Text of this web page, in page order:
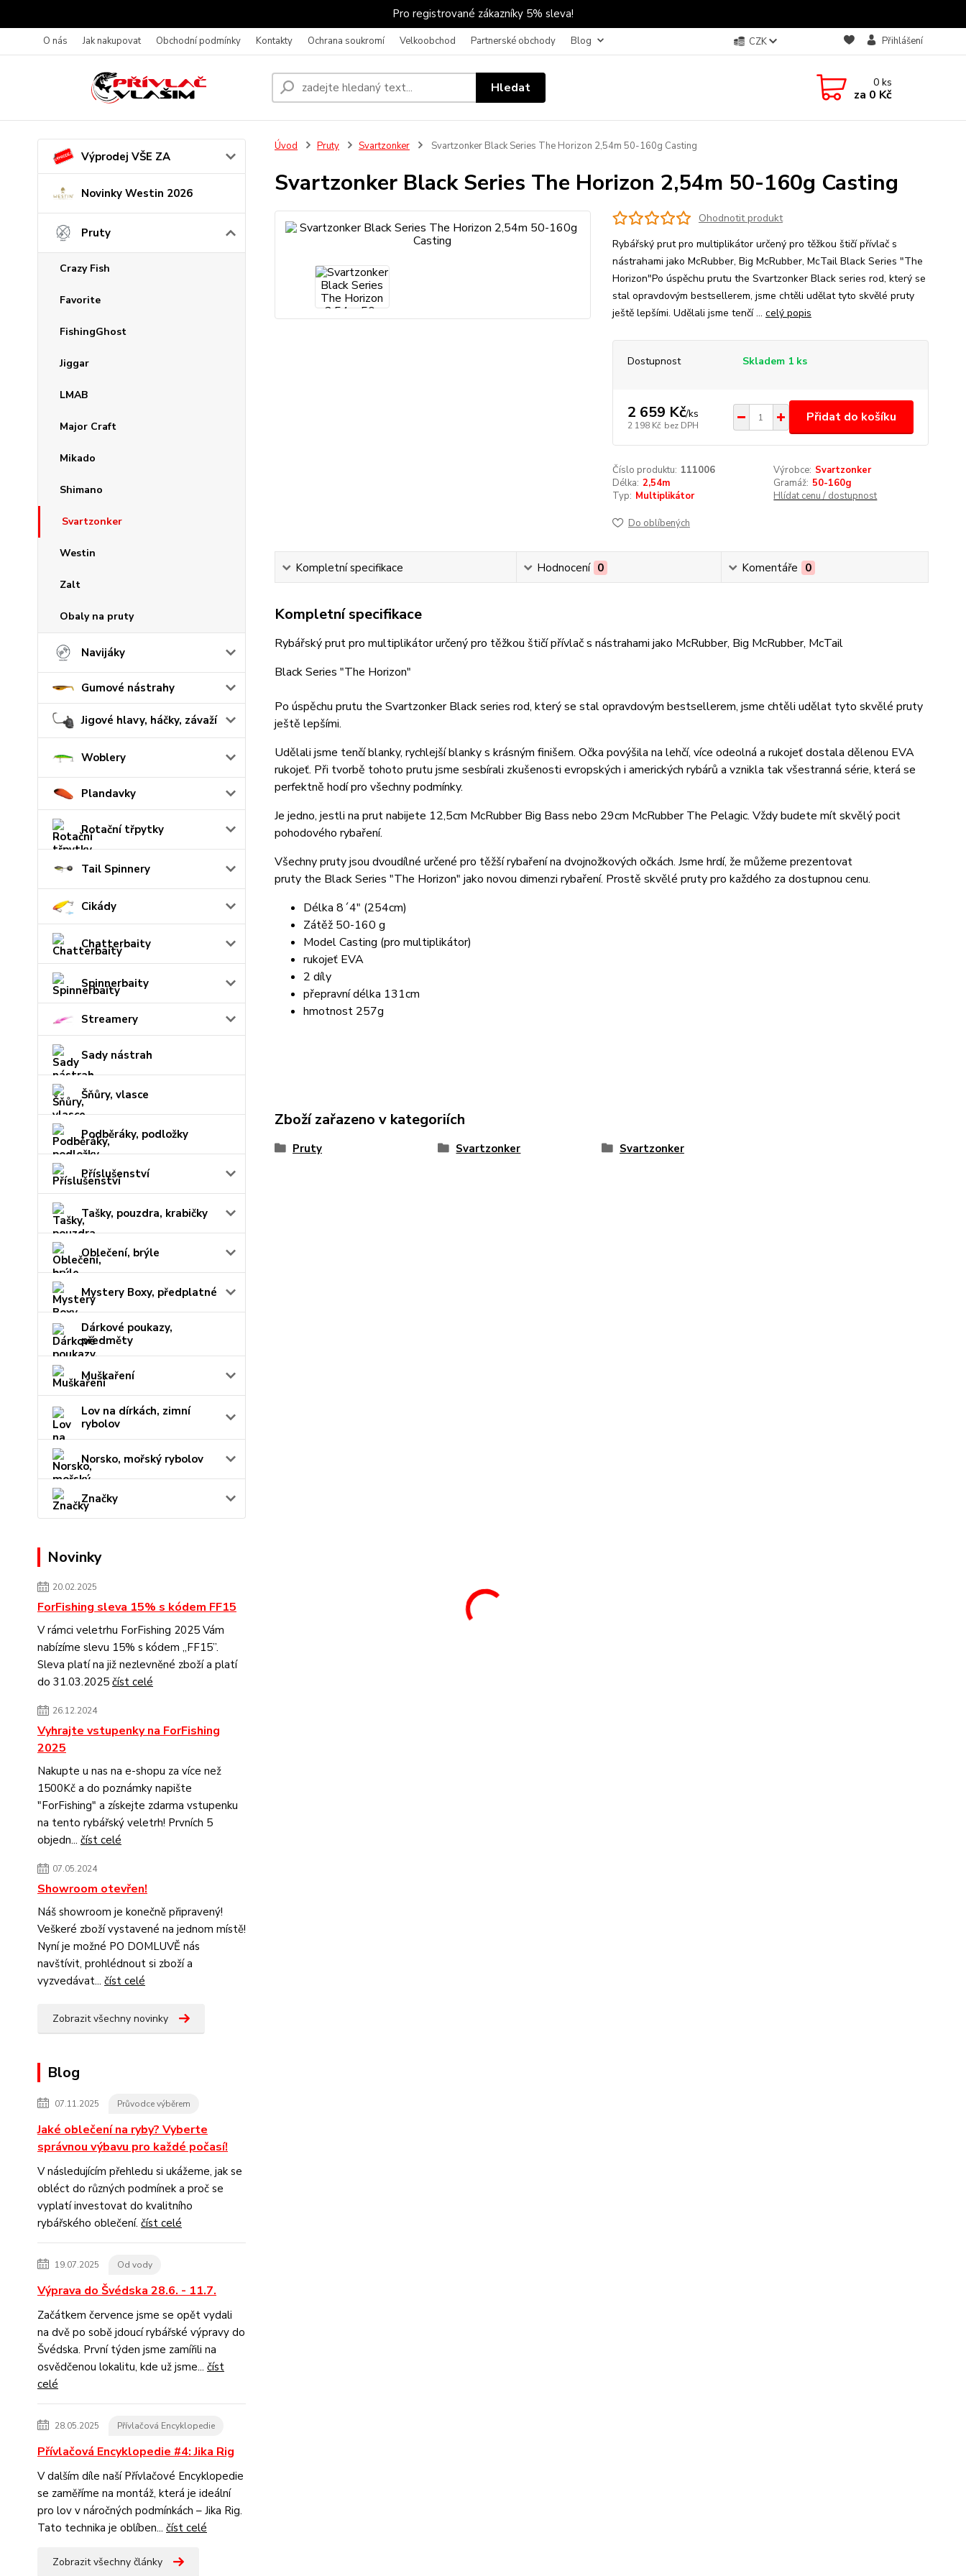
Pro registrované zákazníky 5% sleva!
O nás Jak nakupovat Obchodní podmínky Kontakty Ochrana soukromí Velkoobchod Partnerské obchody Blog CZK Přihlášení
Hledat 0ks
za 0 Kč
Výprodej VŠE ZA
Novinky Westin 2026
Pruty
Crazy Fish
Favorite
FishingGhost
Jiggar
LMAB
Major Craft
Mikado
Shimano
Svartzonker
Westin
Zalt
Obaly na pruty
Navijáky
Gumové nástrahy
Jigové hlavy, háčky, závaží
Woblery
Plandavky
Rotační třpytky
Tail Spinnery
Cikády
Chatterbaity
Spinnerbaity
Streamery
Sady nástrah
Šňůry, vlasce
Podběráky, podložky
Příslušenství
Tašky, pouzdra, krabičky
Oblečení, brýle
Mystery Boxy, předplatné
Dárkové poukazy,
předměty
Muškaření
Lov na dírkách, zimní
rybolov
Norsko, mořský rybolov
Značky
Novinky
20.02.2025
ForFishing sleva 15% s kódem FF15
V rámci veletrhu ForFishing 2025 Vám
nabízíme slevu 15% s kódem „FF15”.
Sleva platí na již nezlevněné zboží a platí
do 31.03.2025 číst celé
26.12.2024
Vyhrajte vstupenky na ForFishing
2025
Nakupte u nas na e-shopu za více než
1500Kč a do poznámky napište
"ForFishing" a získejte zdarma vstupenku
na tento rybářský veletrh! Prvních 5
objedn... číst celé
07.05.2024
Showroom otevřen!
Náš showroom je konečně připravený!
Veškeré zboží vystavené na jednom místě!
Nyní je možné PO DOMLUVĚ nás
navštívit, prohlédnout si zboží a
vyzvedávat... číst celé
Zobrazit všechny novinky
Blog
07.11.2025 Průvodce výběrem
Jaké oblečení na ryby? Vyberte
správnou výbavu pro každé počasí!
V následujícím přehledu si ukážeme, jak se
obléct do různých podmínek a proč se
vyplatí investovat do kvalitního
rybářského oblečení. číst celé
19.07.2025 Od vody
Výprava do Švédska 28.6. - 11.7.
Začátkem července jsme se opět vydali
na dvě po sobě jdoucí rybářské výpravy do
Švédska. První týden jsme zamířili na
osvědčenou lokalitu, kde už jsme... číst
celé
28.05.2025 Přívlačová Encyklopedie
Přívlačová Encyklopedie #4: Jika Rig
V dalším díle naší Přívlačové Encyklopedie
se zaměříme na montáž, která je ideální
pro lov v náročných podmínkách – Jika Rig.
Tato technika je oblíben... číst celé
Zobrazit všechny články
Úvod Pruty Svartzonker Svartzonker Black Series The Horizon 2,54m 50-160g Casting
Svartzonker Black Series The Horizon 2,54m 50-160g Casting
Ohodnotit produkt
Rybářský prut pro multiplikátor určený pro těžkou štičí přívlač s
nástrahami jako McRubber, Big McRubber, McTail Black Series "The
Horizon"Po úspěchu prutu the Svartzonker Black series rod, který se
stal opravdovým bestsellerem, jsme chtěli udělat tyto skvělé pruty
ještě lepšími. Udělali jsme tenčí ... celý popis
Dostupnost Skladem 1 ks
2 659 Kč/ks
2 198 Kč bez DPH
Přidat do košíku
Číslo produktu: 111006 Výrobce: Svartzonker
Délka: 2,54m Gramáž: 50-160g
Typ: Multiplikátor Hlídat cenu / dostupnost
Do oblíbených
Kompletní specifikace Hodnocení 0 Komentáře 0
Kompletní specifikace
Rybářský prut pro multiplikátor určený pro těžkou štičí přívlač s nástrahami jako McRubber, Big McRubber, McTail
Black Series "The Horizon"
Po úspěchu prutu the Svartzonker Black series rod, který se stal opravdovým bestsellerem, jsme chtěli udělat tyto skvělé pruty
ještě lepšími.
Udělali jsme tenčí blanky, rychlejší blanky s krásným finišem. Očka povýšila na lehčí, více odeolná a rukojeť dostala dělenou EVA
rukojeť. Při tvorbě tohoto prutu jsme sesbírali zkušenosti evropských i amerických rybárů a vznikla tak všestranná série, která se
perfektně hodí pro všechny podmínky.
Je jedno, jestli na prut nabijete 12,5cm McRubber Big Bass nebo 29cm McRubber The Pelagic. Vždy budete mít skvělý pocit
pohodového rybaření.
Všechny pruty jsou dvoudílné určené pro těžší rybaření na dvojnožkových očkách. Jsme hrdí, že můžeme prezentovat
pruty the Black Series "The Horizon" jako novou dimenzi rybaření. Prostě skvělé pruty pro každého za dostupnou cenu.
Délka 8´4" (254cm)
Zátěž 50-160 g
Model Casting (pro multiplikátor)
rukojeť EVA
2 díly
přepravní délka 131cm
hmotnost 257g
Zboží zařazeno v kategoriích
Pruty Svartzonker Svartzonker